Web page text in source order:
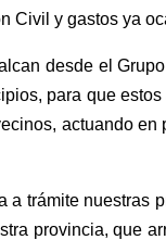
Civil y gastos ya
desde el
para que
actuando
trámite nuestras
provincia, que